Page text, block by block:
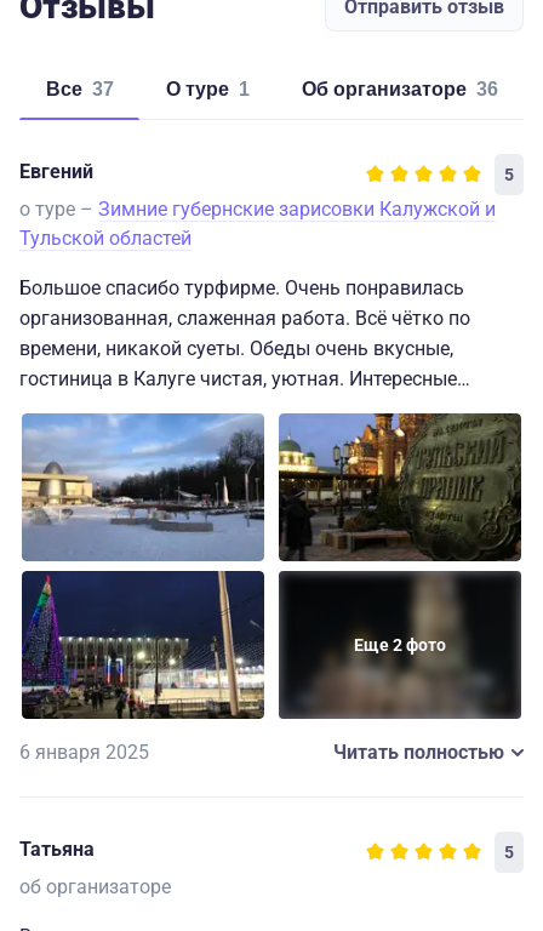
Отправить отзыв
Все 37 о туре 1 об организаторе 36
Евгений 5
о туре – Зимние губернские зарисовки Калужской и
Тульской областей
Большое спасибо турфирме. Очень понравилась
организованная, слаженная работа. Всё чётко по
времени, никакой суеты. Обеды очень вкусные,
гостиница в Калуге чистая, уютная. Интересные
экскурсии. Отдельное спасибо нашему гиду Валерию
Константиновичу за интересные рассказы. Водителям
автобусов большое спасибо за аккуратную езду.
Оценка: 10!
Еще 2 фото
6 января 2025 Читать полностью
Татьяна 5
об организаторе